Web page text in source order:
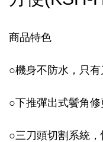
商品特色
○機身不防水，只
○下推彈出式鬢角
○三刀頭切割系統